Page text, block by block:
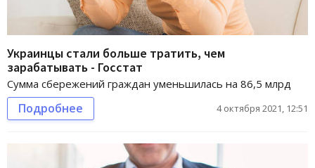
Украинцы стали больше тратить, чем
зарабатывать - Госстат
Сумма сбережений граждан уменьшилась на 86,5 млрд
Подробнее 4 октября 2021, 12:51